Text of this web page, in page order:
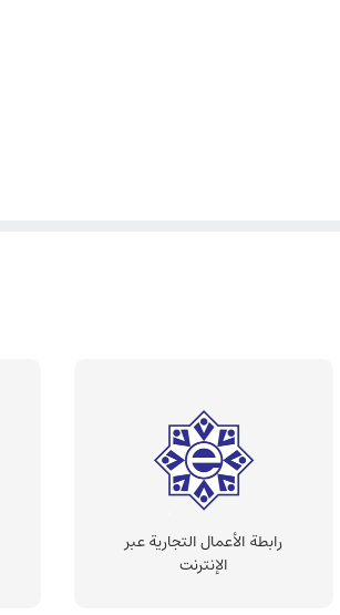
رابطة الأعمال التجارية عبر
الإنترنت